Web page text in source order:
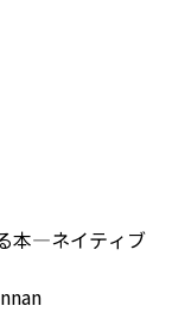
本―ネイティブ